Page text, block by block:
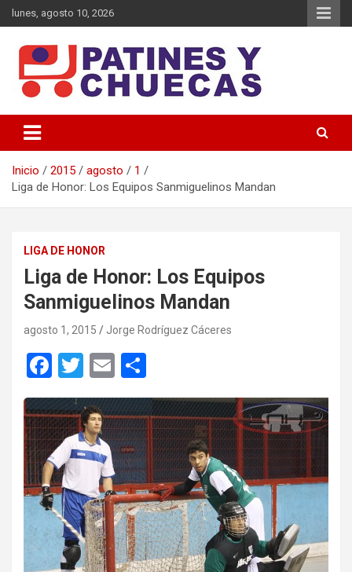
Saltar
al
lunes, agosto 10, 2026
Patines y Chuecas
Inicio 2015 agosto
1
Liga de Honor: Los Equipos Sanmiguelinos Mandan
LIGA DE HONOR
Liga de Honor: Los Equipos
Sanmiguelinos Mandan
agosto 1, 2015 Jorge Rodríguez Cáceres
F
a
ce
b
o
o
k
T
wi
tt
er
E
m
ail
o
m
p
ar
tir